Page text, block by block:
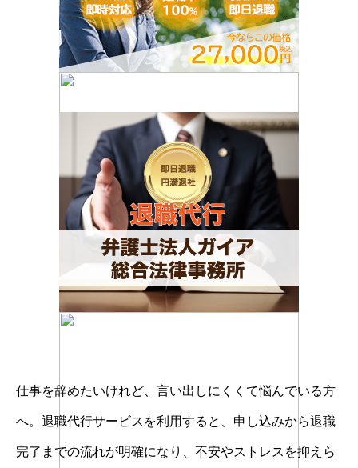
仕事を辞めたいけれど、言い出しにくくて悩んでいる方
へ。退職代行サービスを利用すると、申し込みから退職
完了までの流れが明確になり、不安やストレスを抑えら